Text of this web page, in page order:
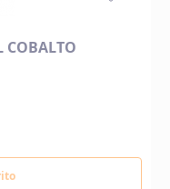
COBALTO